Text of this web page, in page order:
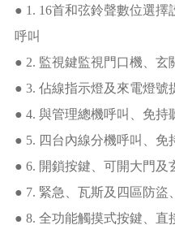
● 1. 16首和弦鈴聲數位選
呼叫
● 2. 監視鍵監視門口機、玄
● 3. 佔線指示燈及來電燈號
● 4. 與管理總機呼叫、免持
● 5. 四台內線分機呼叫、免
● 6. 開鎖按鍵、可開大門及
● 7. 緊急、瓦斯及四區防盜
● 8. 全功能觸摸式按鍵、直